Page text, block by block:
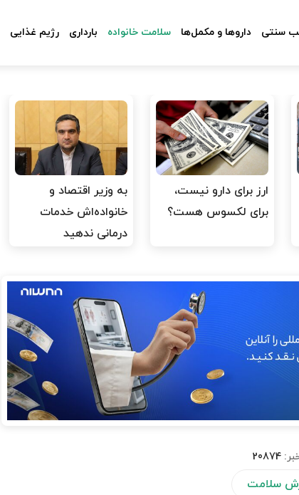
سنتی داروها و مکمل‌ها سلامت خانواده بارداری رژیم غذایی
ارز برای دارو نیست،
برای لکسوس هست؟
به وزیر اقتصاد و
خانواده‌اش خدمات
درمانی ندهید
20874
سلامت